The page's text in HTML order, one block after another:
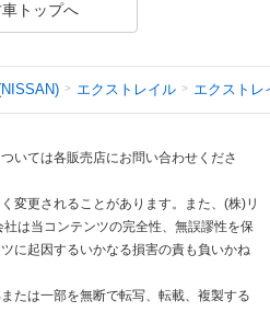
トップへ
エクストレイル エクストレ
いては各販売店にお問い合わせくださ
変更されることがあります。また、(株)リ
は当コンテンツの完全性、無誤謬性を保
に起因するいかなる損害の責も負いかね
たは一部を無断で転写、転載、複製する